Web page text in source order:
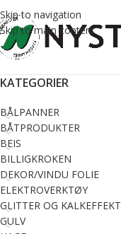
Skip to navigation
Skip to main content
KATEGORIER
BÅLPANNER
BÅTPRODUKTER
BEIS
BILLIGKROKEN
DEKOR/VINDU FOLIE
ELEKTROVERKTØY
GLITTER OG KALKEFFEKT
GULV